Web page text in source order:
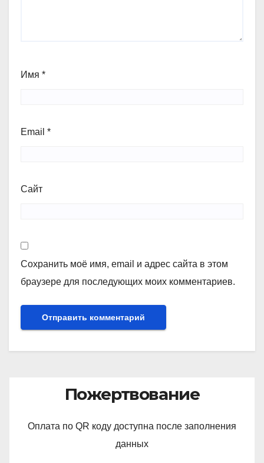
Имя *
Email *
Сайт
Сохранить моё имя, email и адрес сайта в этом
браузере для последующих моих комментариев.
Пожертвование
Оплата по QR коду доступна после заполнения
данных